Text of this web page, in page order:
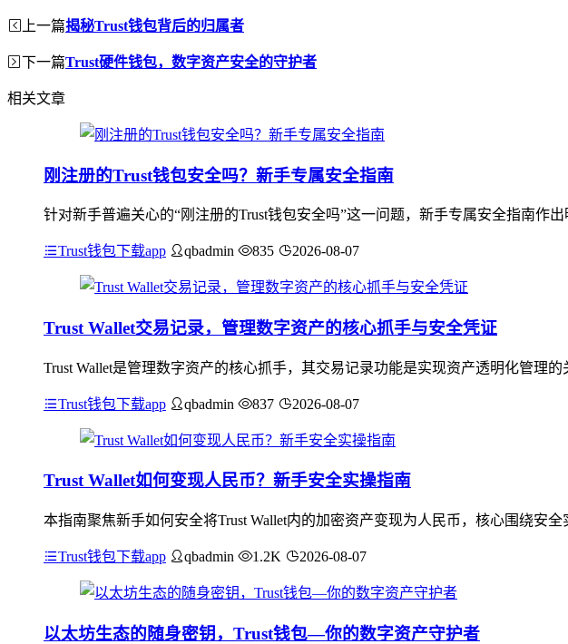
上一篇揭秘Trust钱包背后的归属者
下一篇Trust硬件钱包，数字资产安全的守护者
相关文章
刚注册的Trust钱包安全吗？新手专属安全指南
针对新手普遍关心的“刚注册的Trust钱包安全吗”这一问题，新手专属安全指南作
Trust钱包下载app qbadmin 835 2026-08-07
Trust Wallet交易记录，管理数字资产的核心抓手与安全凭证
Trust Wallet是管理数字资产的核心抓手，其交易记录功能是实现资产透明化管理
Trust钱包下载app qbadmin 837 2026-08-07
Trust Wallet如何变现人民币？新手安全实操指南
本指南聚焦新手如何安全将Trust Wallet内的加密资产变现为人民币，核心围绕安
Trust钱包下载app qbadmin 1.2K 2026-08-07
以太坊生态的随身密钥，Trust钱包—你的数字资产守护者